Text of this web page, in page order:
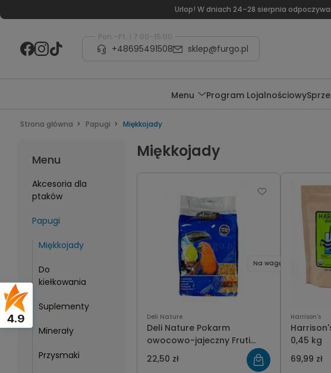
Urlop! W dniach 24–28 sierpnia
Pon.–Pt. I 7:00–15:00
+48695491508 sklep@furgo.pl
Menu Program Lojalnościowy
Strona główna Papugi Miękkojady
Menu
Akcesoria dla
ptaków
Papugi
Miękkojady
Do
kiełkowania
Suplementy
Minerały
Przysmaki
Miękkojady
Deli Nature
Deli Nature Pokarm
owocowo-jajeczny Fruti
Pate
22,50 zł
Na wagę
Harrison's
0,45 kg
69,99 zł
4.9